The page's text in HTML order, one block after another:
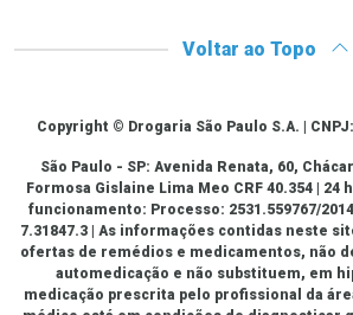
Voltar ao Topo
Copyright
Copyright © Drogaria São Paulo S.A. |
São Paulo - SP: Avenida Renata, 60,
Formosa Gislaine Lima Meo CRF 40.354 | 24
funcionamento: Processo: 2531.559767/
7.31847.3 | As informações contidas neste
ofertas de remédios e medicamentos, não
automedicação e não substituem, em
medicação prescrita pelo profissional da